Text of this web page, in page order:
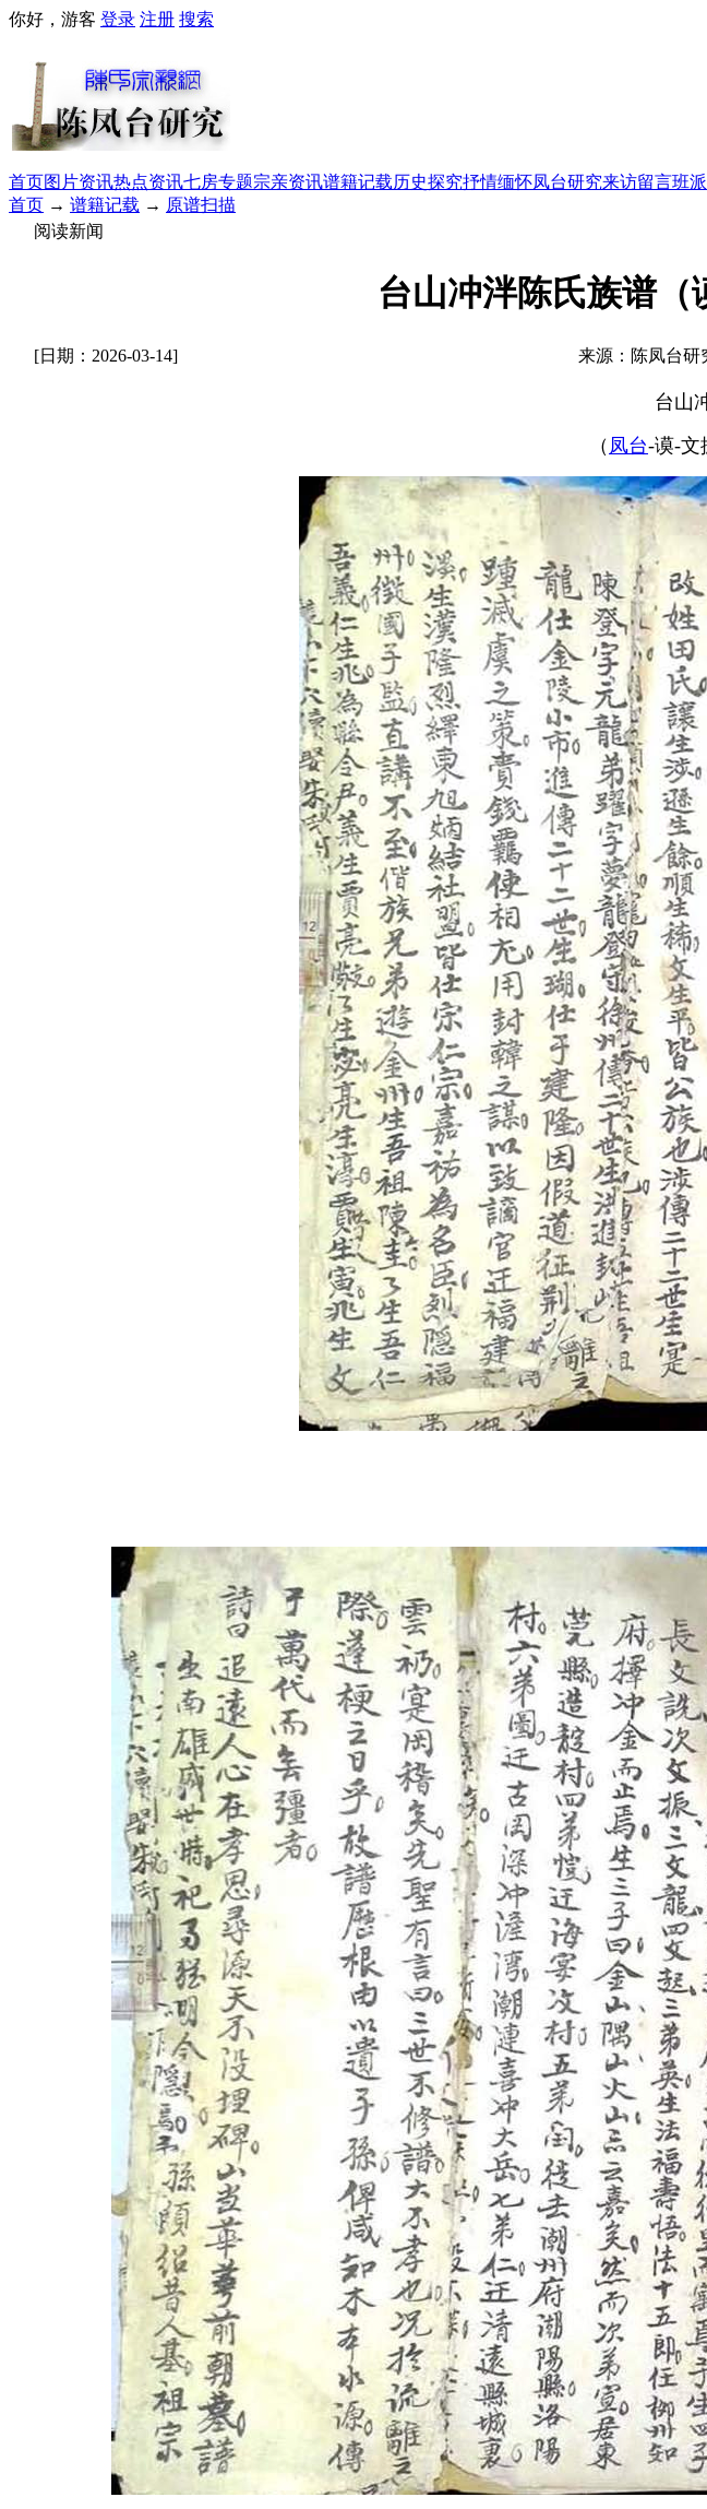
你好，游客 登录 注册 搜索
首页图片资讯热点资讯七房专题宗亲资讯谱籍记载历史探究抒情缅怀凤台研究来访留言班
首页 → 谱籍记载 → 原谱扫描
阅读新闻
台山冲泮陈氏族谱（
[日期：2026-03-14] 来源：陈凤台
台山
（ 凤台-谟-文